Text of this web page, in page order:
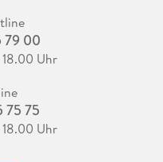
79 00
Uhr
75 75
Uhr